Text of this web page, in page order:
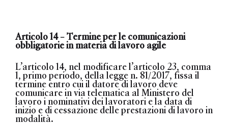
Articolo 14 – Termine per le comunicazioni
obbligatorie in materia di lavoro agile
L’articolo 14, nel modificare l’articolo 23, comma
1, primo periodo, della legge n. 81/2017, fissa il
termine entro cui il datore di lavoro deve
comunicare in via telematica al Ministero del
lavoro i nominativi dei lavoratori e la data di
inizio e di cessazione delle prestazioni di lavoro in
modalità.